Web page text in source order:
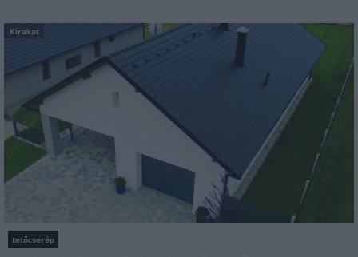
Kirakat
tetőcserép